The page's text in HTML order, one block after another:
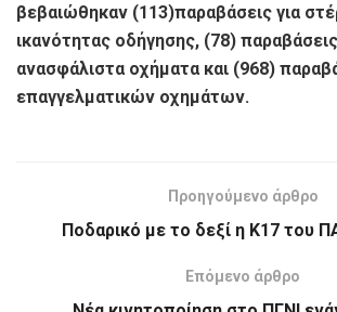
βεβαιώθηκαν (113)παραβάσεις για
ικανότητας οδήγησης, (78)
ανασφάλιστα οχήματα και (968)
επαγγελματικών οχημάτων.
Προηγούμενο άρθρο
Ποδαρικό με το δεξί η Κ17 του
Επόμενο άρθρο